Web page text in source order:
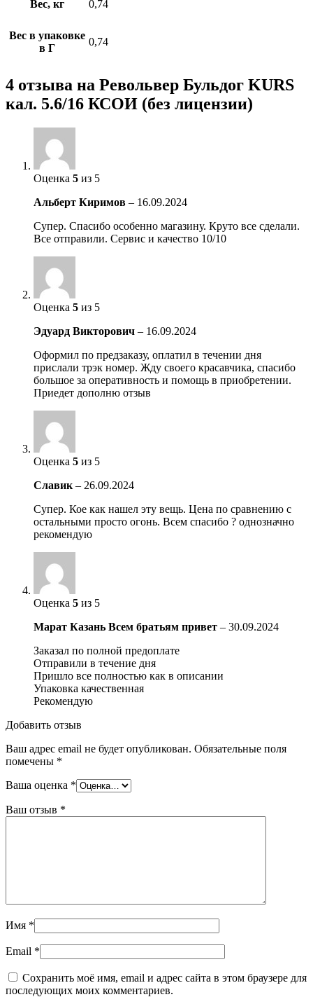
Вес, кг 0,74
Вес в упаковке
в Г
0,74
4 отзыва на Револьвер Бульдог KURS
кал. 5.6/16 КСОИ (без лицензии)
Оценка 5 из 5
Альберт Киримов – 16.09.2024
Супер. Спасибо особенно магазину. Круто все сделали.
Все отправили. Сервис и качество 10/10
Оценка 5 из 5
Эдуард Викторович – 16.09.2024
Оформил по предзаказу, оплатил в течении дня
прислали трэк номер. Жду своего красавчика, спасибо
большое за оперативность и помощь в приобретении.
Приедет дополню отзыв
Оценка 5 из 5
Славик – 26.09.2024
Супер. Кое как нашел эту вещь. Цена по сравнению с
остальными просто огонь. Всем спасибо ? однозначно
рекомендую
Оценка 5 из 5
Марат Казань Всем братьям привет – 30.09.2024
Заказал по полной предоплате
Отправили в течение дня
Пришло все полностью как в описании
Упаковка качественная
Рекомендую
Добавить отзыв
Ваш адрес email не будет опубликован. Обязательные поля
помечены *
Ваша оценка *
Ваш отзыв *
Имя *
Email *
Сохранить моё имя, email и адрес сайта в этом браузере для
последующих моих комментариев.